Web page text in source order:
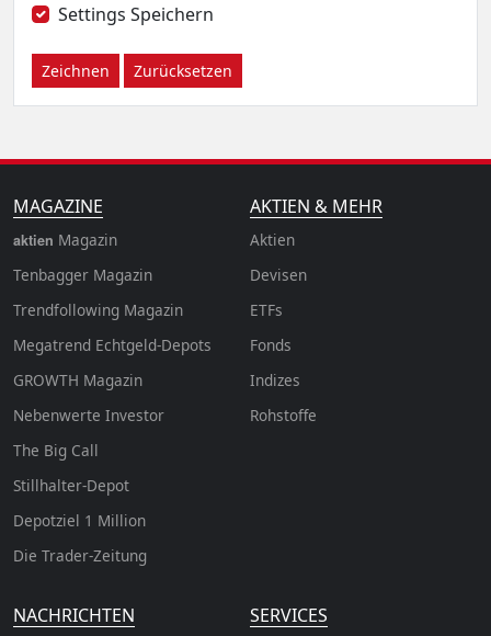
Settings Speichern
Zeichnen Zurücksetzen
MAGAZINE
aktien Magazin
Tenbagger Magazin
Trendfollowing Magazin
Megatrend Echtgeld-Depots
GROWTH Magazin
Nebenwerte Investor
The Big Call
Stillhalter-Depot
Depotziel 1 Million
Die Trader-Zeitung
AKTIEN & MEHR
Aktien
Devisen
ETFs
Fonds
Indizes
Rohstoffe
NACHRICHTEN SERVICES